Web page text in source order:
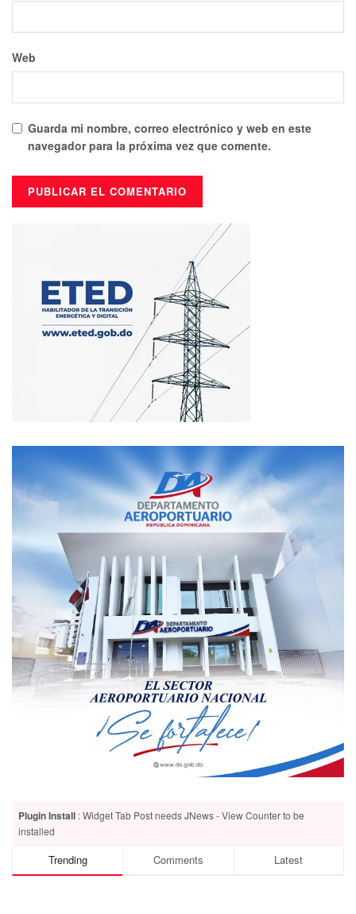
Web
Guarda mi nombre, correo electrónico y web en este
navegador para la próxima vez que comente.
Plugin Install : Widget Tab Post needs JNews - View Counter to be
installed
Trending Comments Latest